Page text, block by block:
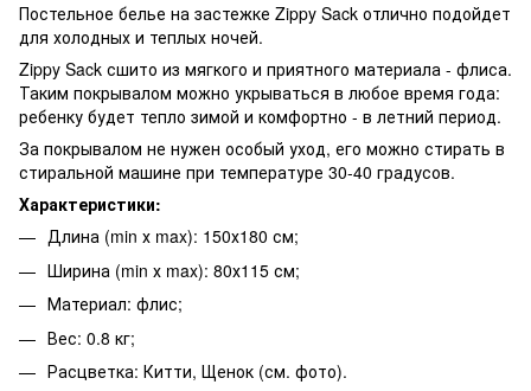
Постельное белье на застежке Zippy Sack отлично подойдет
для холодных и теплых ночей.
Zippy Sack сшито из мягкого и приятного материала - флиса.
Таким покрывалом можно укрываться в любое время года:
ребенку будет тепло зимой и комфортно - в летний период.
За покрывалом не нужен особый уход, его можно стирать в
стиральной машине при температуре 30-40 градусов.
Характеристики:
Длина (min х max): 150х180 см;
Ширина (min х max): 80х115 см;
Материал: флис;
Вес: 0.8 кг;
Расцветка: Китти, Щенок (см. фото).